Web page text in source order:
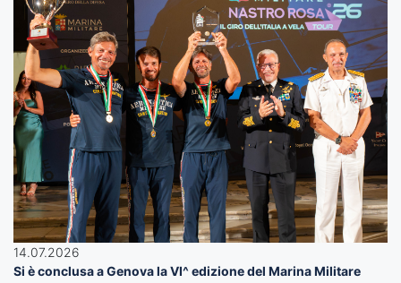
14.07.2026
Si è conclusa a Genova la VI^ edizione del Marina Militare